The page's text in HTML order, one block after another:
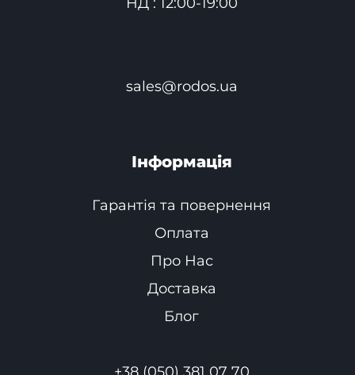
sales@rodos.ua
Інформація
Гарантія та повернення
Оплата
Про Нас
Доставка
Блог